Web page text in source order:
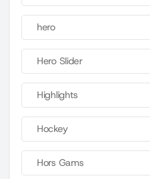
hero
Hero Slider
Highlights
Hockey
Hors Gams